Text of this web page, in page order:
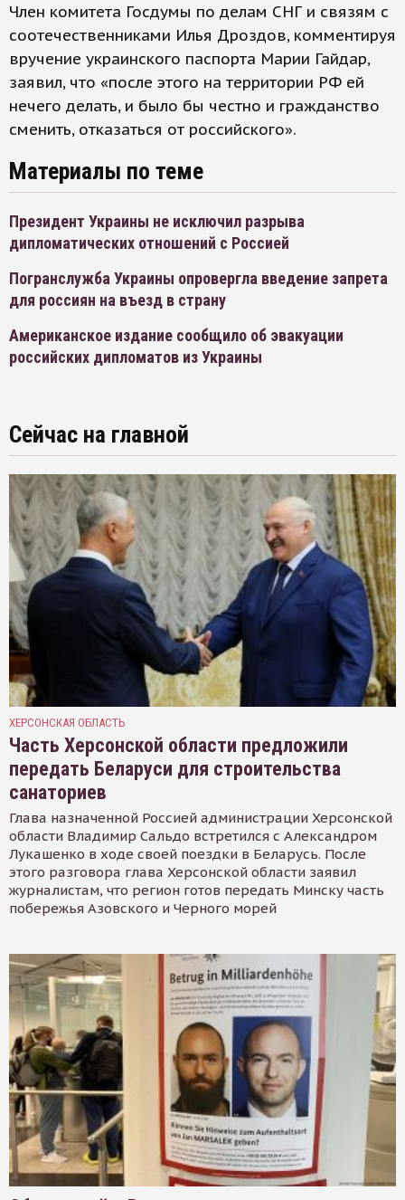
Член комитета Госдумы по делам СНГ и связям с
соотечественниками Илья Дроздов, комментируя
вручение украинского паспорта Марии Гайдар,
заявил, что «после этого на территории РФ ей
нечего делать, и было бы честно и гражданство
сменить, отказаться от российского».
Материалы по теме
Президент Украины не исключил разрыва
дипломатических отношений с Россией
Погранслужба Украины опровергла введение запрета
для россиян на въезд в страну
Американское издание сообщило об эвакуации
российских дипломатов из Украины
Сейчас на главной
ХЕРСОНСКАЯ ОБЛАСТЬ
Часть Херсонской области предложили
передать Беларуси для строительства
санаториев
Глава назначенной Россией администрации Херсонской
области Владимир Сальдо встретился с Александром
Лукашенко в ходе своей поездки в Беларусь. После
этого разговора глава Херсонской области заявил
журналистам, что регион готов передать Минску часть
побережья Азовского и Черного морей